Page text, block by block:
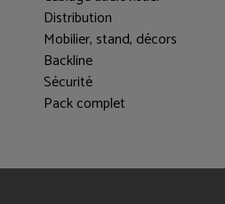
Distribution
Mobilier, stand, décors
Backline
Sécurité
Pack complet